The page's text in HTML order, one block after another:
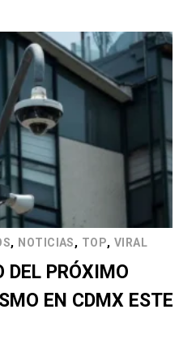
, NOTICIAS, TOP,VIRAL
DEL PRÓXIMO
EN CDMX ESTE